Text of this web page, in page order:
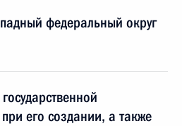
федеральный округ
его создании, а также